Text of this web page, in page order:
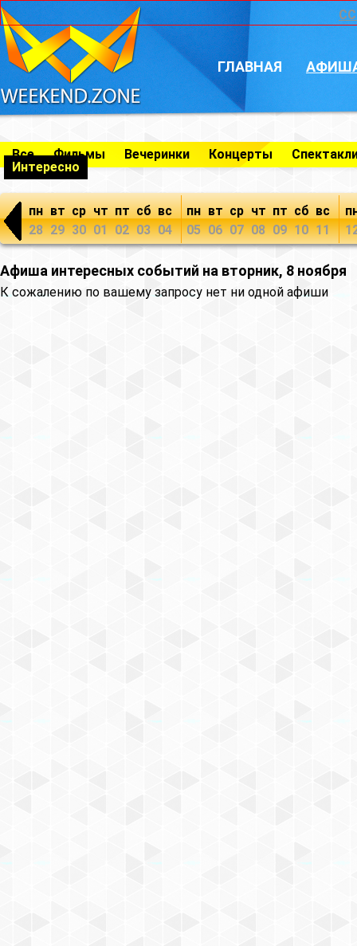
ГЛАВНАЯ
Все Фильмы Вечеринки Концерты
Интересно
пн
28
вт
29
ср
30
чт
01
пт
02
сб
03
вс
04
пн
05
вт
06
ср
07
чт
08
пт
09
сб
10
вс
11
Афиша интересных событий на вторник, 8 ноября
К сожалению по вашему запросу нет ни одной афиши